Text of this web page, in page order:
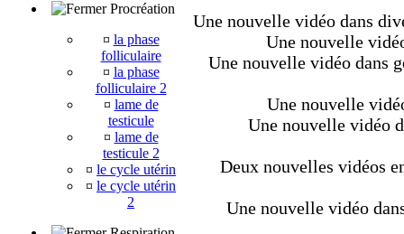
Procréation
¤ la phase
folliculaire
¤ la phase
folliculaire 2
¤ lame de
testicule
¤ lame de
testicule 2
¤ le cycle utérin
¤ le cycle utérin
2
Une nouvelle vidéo dans
Une nouvelle
Une nouvelle vidéo dans
Une nouvelle
Une nouvelle vidéo
Deux nouvelles vidéos
Une nouvelle vidéo